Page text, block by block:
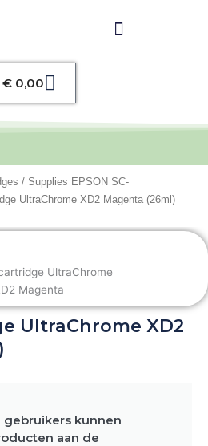
€0,00Winkelwagen
/ Supplies EPSON SC-
UltraChrome XD2 Magenta (26ml)
UltraChrome XD2
kunnen
aan de